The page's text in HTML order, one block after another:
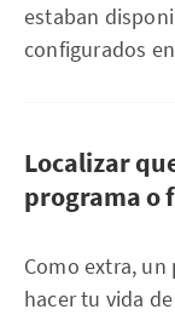
estaban
configurados
Localizar
programa o
Como extra,
hacer tu vida